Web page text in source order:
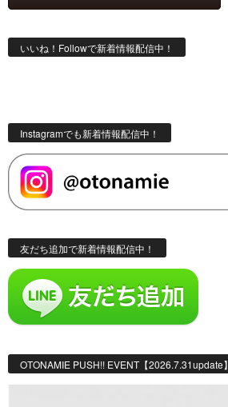
いいね！Followで新着情報配信中！
Instagramでも新着情報配信中！
友だち追加で新着情報配信中！
OTONAMIE PUSH!! EVENT【2026.7.31update】